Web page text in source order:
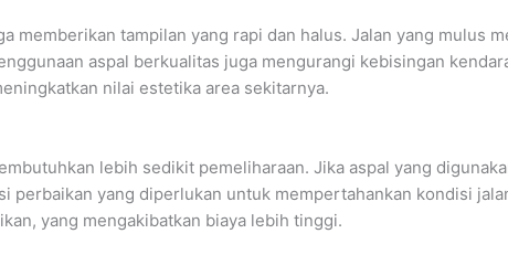
memberikan tampilan yang rapi dan halus. Jalan yang mulus
aspal berkualitas juga mengurangi kebisingan
nilai estetika area sekitarnya.
lebih sedikit pemeliharaan. Jika aspal yang
perbaikan yang diperlukan untuk mempertahankan kondisi
yang mengakibatkan biaya lebih tinggi.